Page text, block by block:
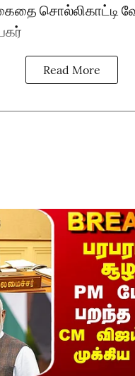
சொல்லிகாட்டி
Read More